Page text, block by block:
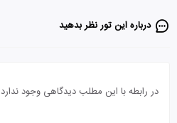
درباره این تور‌ نظر بدهید
در رابطه با این مطلب دیدگاهی وجود ندارد